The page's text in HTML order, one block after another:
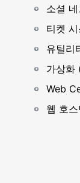
소셜
티켓
유틸리
가상화
Web
웹 호